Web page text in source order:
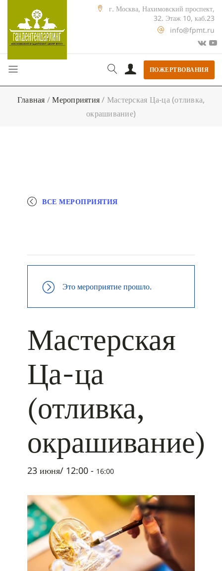
г. Москва, Нахимовский проспект,
32. Этаж 10, каб.23
info@fpmt.ru
ПОЖЕРТВОВАНИЯ
Главная /Мероприятия/ Мастерская Ца-ца (отливка,
окрашивание)
ВСЕ МЕРОПРИЯТИЯ
Это мероприятие прошло.
Мастерская
Ца-ца
(отливка,
окрашивание)
23 июня/ 12:00 - 16:00